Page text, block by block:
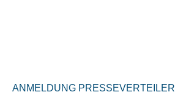
ANMELDUNG PRESSEVERTEILER